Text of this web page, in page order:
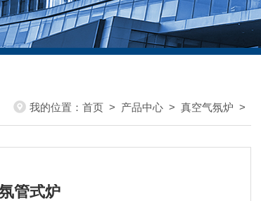
我的位置： 首页 > 产品中心 > 真空气氛炉 >
管式炉